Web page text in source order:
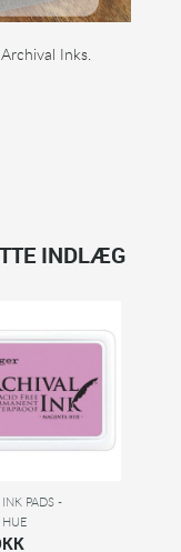
Inks.
INDLÆG
PADS -